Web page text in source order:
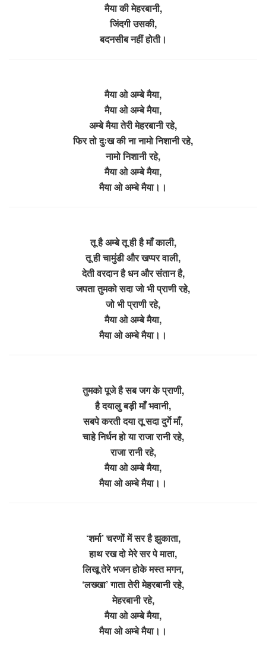
मैया की मेहरबानी,
जिंदगी उसकी,
बदनसीब नहीं होती।
मैया ओ अम्बे मैया,
मैया ओ अम्बे मैया,
अम्बे मैया तेरी मेहरबानी रहे,
फिर तो दुःख की ना नामो निशानी रहे,
नामो निशानी रहे,
मैया ओ अम्बे मैया,
मैया ओ अम्बे मैया।।
तू है अम्बे तू ही है माँ काली,
तू ही चामुंडी और खप्पर वाली,
देती वरदान है धन और संतान है,
जपता तुमको सदा जो भी प्राणी रहे,
जो भी प्राणी रहे,
मैया ओ अम्बे मैया,
मैया ओ अम्बे मैया।।
तुमको पूजे है सब जग के प्राणी,
है दयालु बड़ी माँ भवानी,
सबपे करती दया तू सदा दुर्गे माँ,
चाहे निर्धन हो या राजा रानी रहे,
राजा रानी रहे,
मैया ओ अम्बे मैया,
मैया ओ अम्बे मैया।।
‘शर्मा’ चरणों में सर है झुकाता,
हाथ रख दो मेरे सर पे माता,
लिखू तेरे भजन होके मस्त मगन,
‘लख्खा’ गाता तेरी मेहरबानी रहे,
मेहरबानी रहे,
मैया ओ अम्बे मैया,
मैया ओ अम्बे मैया।।